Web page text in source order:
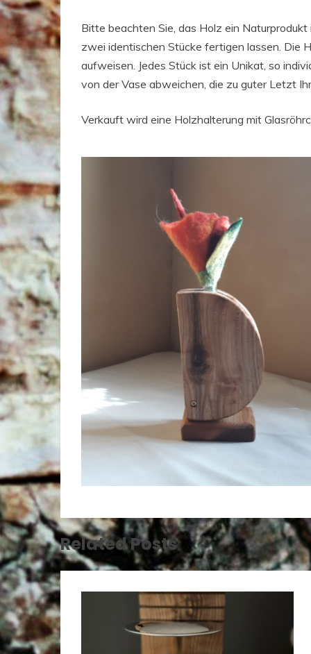
Bitte beachten Sie, das Holz ein
zwei identischen Stücke fertigen lassen. Die
aufweisen. Jedes Stück ist ein Unikat, so
von der Vase abweichen, die zu guter Letzt
Verkauft wird eine Holzhalterung mit
Related Posts